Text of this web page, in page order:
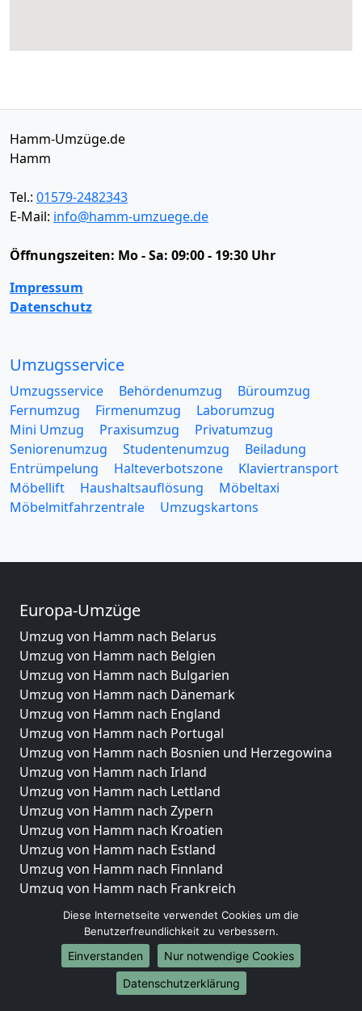
Hamm-Umzüge.de
Hamm
Tel.: 01579-2482343
E-Mail: info@hamm-umzuege.de
Öffnungszeiten: Mo - Sa: 09:00 - 19:30 Uhr
Impressum
Datenschutz
Umzugsservice
Umzugsservice Behördenumzug
Büroumzug
Fernumzug
Firmenumzug
Laborumzug
Mini Umzug
Praxisumzug
Privatumzug
Seniorenumzug
Studentenumzug
Beiladung
Entrümpelung
Halteverbotszone
Klaviertransport
Möbellift
Haushaltsauflösung
Möbeltaxi
Möbelmitfahrzentrale
Umzugskartons
Europa-Umzüge
Umzug von Hamm nach Belarus
Umzug von Hamm nach Belgien
Umzug von Hamm nach Bulgarien
Umzug von Hamm nach Dänemark
Umzug von Hamm nach England
Umzug von Hamm nach Portugal
Umzug von Hamm nach Bosnien und Herzegowina
Umzug von Hamm nach Irland
Umzug von Hamm nach Lettland
Umzug von Hamm nach Zypern
Umzug von Hamm nach Kroatien
Umzug von Hamm nach Estland
Umzug von Hamm nach Finnland
Umzug von Hamm nach Frankreich
Umzug von Hamm nach Griechenland
Umzug von Hamm nach Italien
Umzug von Hamm nach Liechtenstein
Umzug von Hamm nach Luxemburg
Umzug von Hamm nach Niederlande
Diese Internetseite verwendet Cookies um die
Benutzerfreundlichkeit zu verbessern.
Einverstanden
Nur notwendige Cookies
Datenschutzerklärung